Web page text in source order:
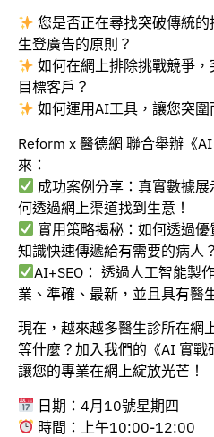
您是否正在尋找突破傳統
生登廣告的原則？
如何在網上排除挑戰競爭
目標客戶？
如何運用AI工具，讓您突圍
Reform x 醫德網 聯合舉辦《
來：
成功案例分享：真實數據
何透過網上渠道找到生意！
實用策略揭秘：如何透過
知識快速傳遞給有需要的病人？
AI+SEO： 透過人工智能製
業、準確、最新，並且具有醫
現在，越來越多醫生診所在網
等什麼？加入我們的《AI 實戰
讓您的專業在網上綻放光芒！
日期：4月10號星期四
時間：上午10:00-12:00